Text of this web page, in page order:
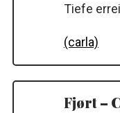
Tiefe
(carla)
Fjørt –